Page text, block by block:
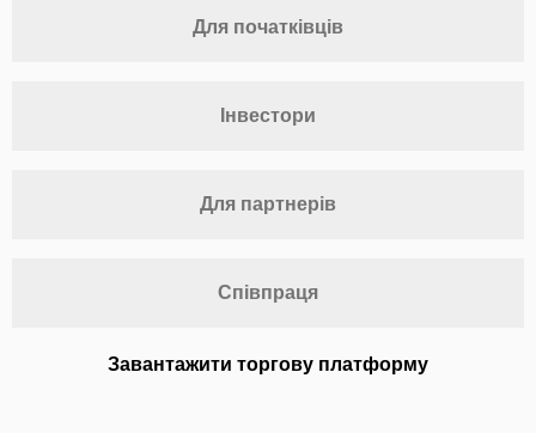
Для початківців
Інвестори
Для партнерів
Співпраця
Завантажити торгову платформу